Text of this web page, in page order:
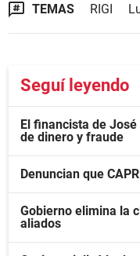
TEMAS RIGI
Seguí leyendo
El financista de
de dinero y fraude
Denuncian que
Gobierno elimina la
aliados